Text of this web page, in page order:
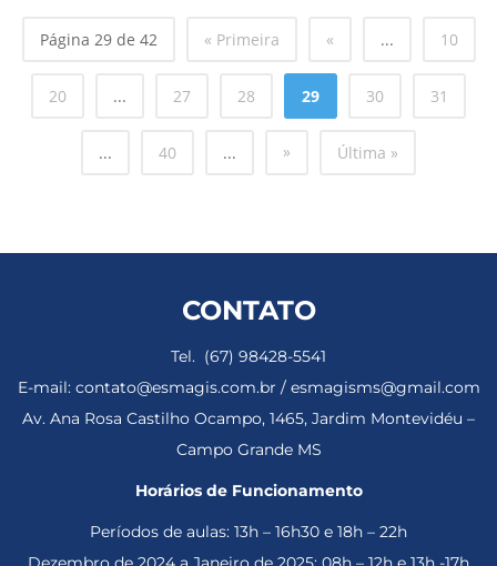
Página 29 de 42 « Primeira « ... 10
20 ... 27 28 29 30 31
... 40 ... » Última »
CONTATO
Tel. (67) 98428-5541
E-mail: contato@esmagis.com.br / esmagisms@gmail.com
Av. Ana Rosa Castilho Ocampo, 1465, Jardim Montevidéu –
Campo Grande MS
Horários de Funcionamento
Períodos de aulas: 13h – 16h30 e 18h – 22h